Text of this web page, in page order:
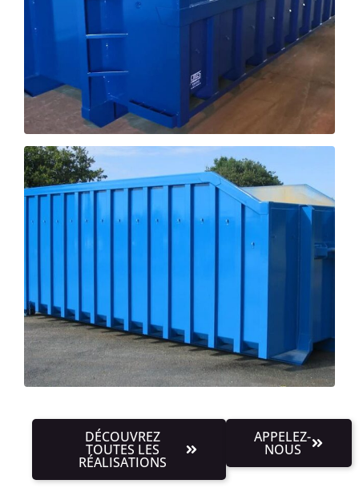
DÉCOUVREZ
TOUTES LES
RÉALISATIONS
APPELEZ-
NOUS